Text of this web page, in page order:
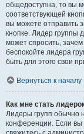
общедоступна, то вы
соответствующей
вы можете отправить
кнопке. Лидер группы
может спросить,
беспокойте лидера
быть для этого свои
Вернуться к началу
Как мне стать
Лидеры групп обычно
конференции. Если вы